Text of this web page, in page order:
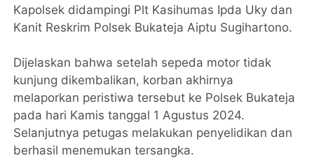
Kapolsek didampingi Plt Kasihumas Ipda Uky dan
Kanit Reskrim Polsek Bukateja Aiptu Sugihartono.
Dijelaskan bahwa setelah sepeda motor tidak
kunjung dikembalikan, korban akhirnya
melaporkan peristiwa tersebut ke Polsek Bukateja
pada hari Kamis tanggal 1 Agustus 2024.
Selanjutnya petugas melakukan penyelidikan dan
berhasil menemukan tersangka.